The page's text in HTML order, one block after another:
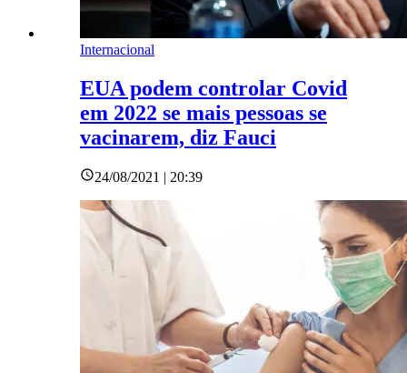
Internacional
EUA podem controlar Covid
em 2022 se mais pessoas se
vacinarem, diz Fauci
24/08/2021 | 20:39